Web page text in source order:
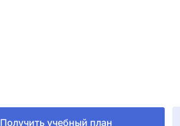
Получить учебный план